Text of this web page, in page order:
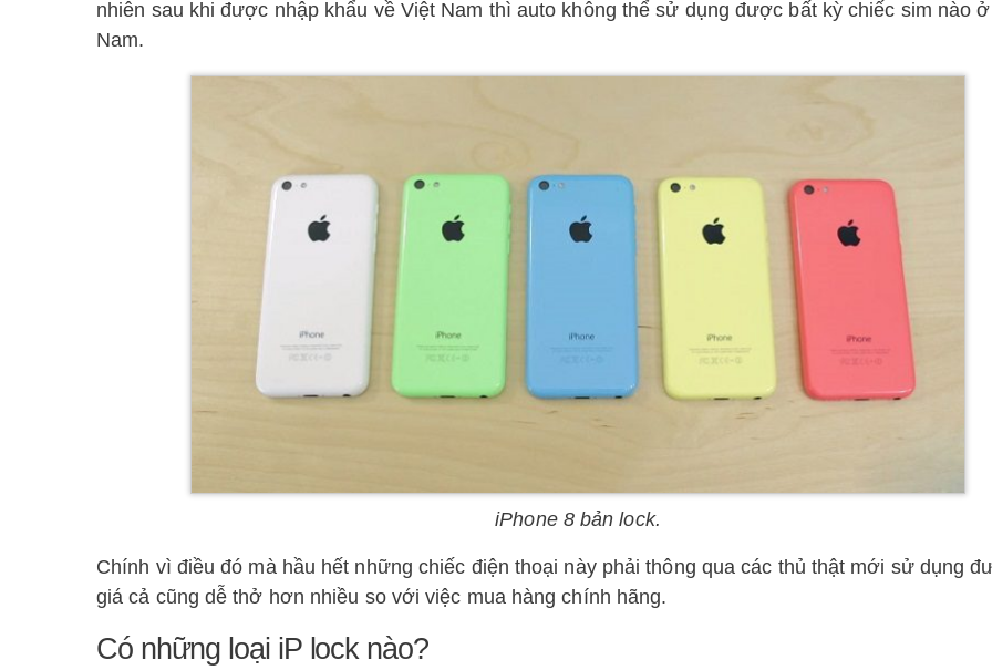
nhiên sau khi được nhập khẩu về Việt Nam thì auto không thể sử dụng được bất kỳ chiếc sim nào
Nam.
iPhone 8 bản lock.
Chính vì điều đó mà hầu hết những chiếc điện thoại này phải thông qua các thủ thật mới sử dụng
giá cả cũng dễ thở hơn nhiều so với việc mua hàng chính hãng.
Có những loại iP lock nào?